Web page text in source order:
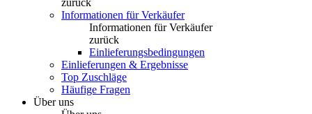
zurück
Informationen für Verkäufer
Informationen für Verkäufer
zurück
Einlieferungsbedingungen
Einlieferungen & Ergebnisse
Top Zuschläge
Häufige Fragen
Über uns